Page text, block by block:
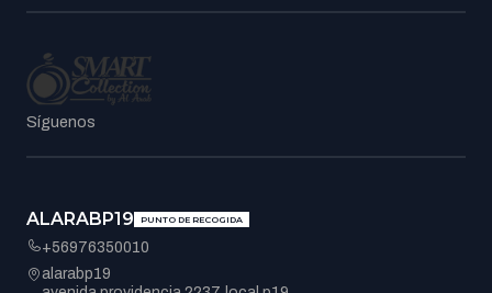
Síguenos
ALARABP19 PUNTO DE RECOGIDA
+56976350010
alarabp19